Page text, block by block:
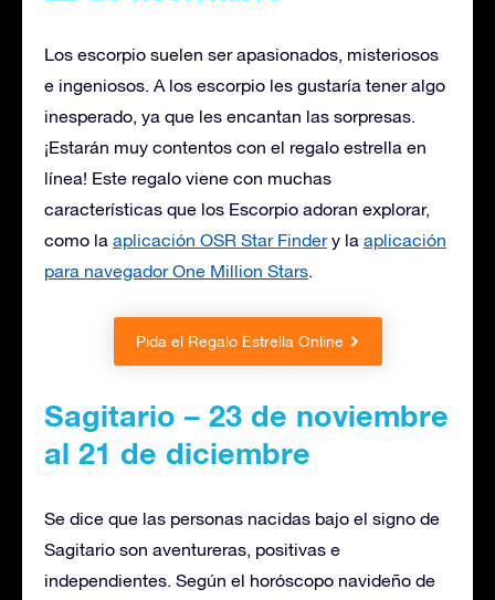
Los escorpio suelen ser apasionados, misteriosos
e ingeniosos. A los escorpio les gustaría tener algo
inesperado, ya que les encantan las sorpresas.
¡Estarán muy contentos con el regalo estrella en
línea! Este regalo viene con muchas
características que los Escorpio adoran explorar,
como la aplicación OSR Star Findery la aplicación
para navegador One Million Stars.
Pida el Regalo Estrella Online
Sagitario – 23 de noviembre
al 21 de diciembre
Se dice que las personas nacidas bajo el signo de
Sagitario son aventureras, positivas e
independientes. Según el horóscopo navideño de